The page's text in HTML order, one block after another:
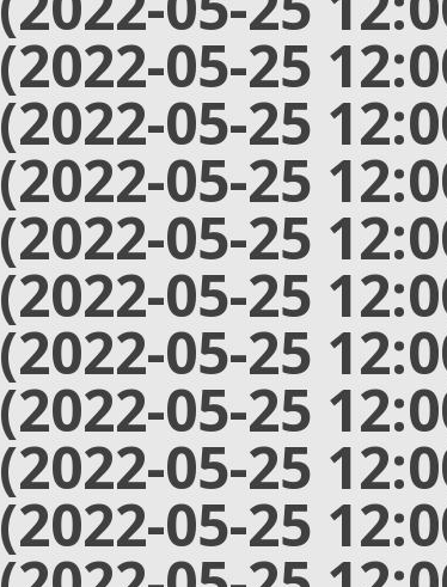
(2022-05-25
(2022-05-25
(2022-05-25
(2022-05-25
(2022-05-25
(2022-05-25
(2022-05-25
(2022-05-25
(2022-05-25